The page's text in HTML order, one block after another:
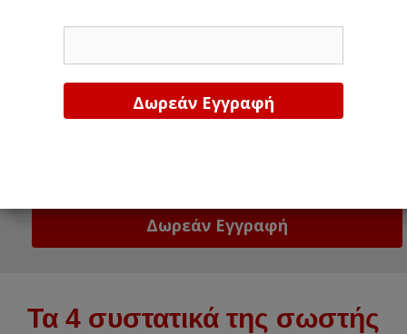
Τα 4 συστατικά της σωστής